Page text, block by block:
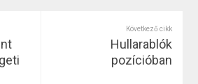
Következő cikk
Hullarablók
pozícióban